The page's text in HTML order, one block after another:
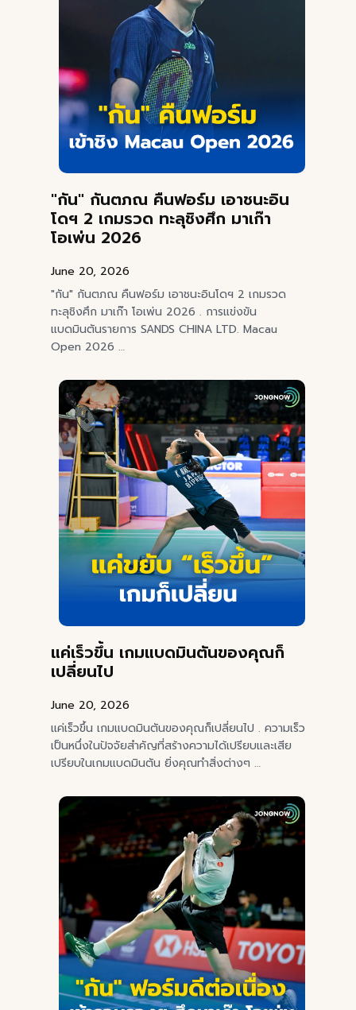
"กัน" กันตภณ คืนฟอร์ม เอาชนะอิน
โดฯ 2 เกมรวด ทะลุชิงศึก มาเก๊า
โอเพ่น 2026
June 20, 2026
"กัน" กันตภณ คืนฟอร์ม เอาชนะอินโดฯ 2 เกมรวด
ทะลุชิงศึก มาเก๊า โอเพ่น 2026 . การแข่งขัน
แบดมินตันรายการ SANDS CHINA LTD. Macau
Open 2026 …
แค่เร็วขึ้น เกมแบดมินตันของคุณก็
เปลี่ยนไป
June 20, 2026
แค่เร็วขึ้น เกมแบดมินตันของคุณก็เปลี่ยนไป . ความเร็ว
เป็นหนึ่งในปัจจัยสำคัญที่สร้างความได้เปรียบและเสีย
เปรียบในเกมแบดมินตัน ยิ่งคุณทำสิ่งต่างๆ …